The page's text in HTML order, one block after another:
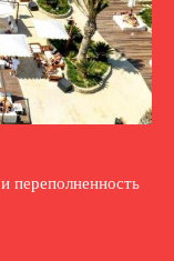
переполненность